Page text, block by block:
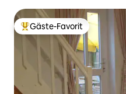
Beliebter Gäste-Favorit.
Gäste-Favorit